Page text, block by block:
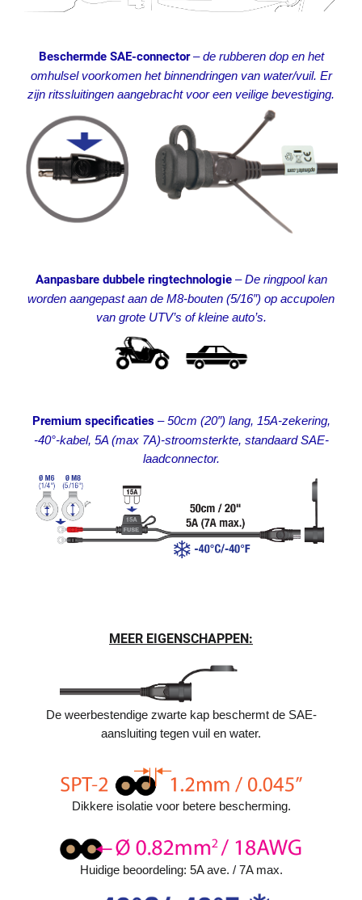
Beschermde SAE-connector–de rubberen dop en het
omhulsel voorkomen het binnendringen van water/vuil. Er
zijn ritssluitingen aangebracht voor een veilige bevestiging.
Aanpasbare dubbele ringtechnologie –De ringpool kan
worden aangepast aan de M8-bouten (5/16″) op accupolen
van grote UTV’s of kleine auto’s.
Premium specificaties –50cm (20″) lang, 15A-zekering,
-40°-kabel, 5A (max 7A)-stroomsterkte, standaard SAE-
laadconnector.
MEER EIGENSCHAPPEN:
De weerbestendige zwarte kap beschermt de SAE-
aansluiting tegen vuil en water.
Dikkere isolatie voor betere bescherming.
Huidige beoordeling: 5A ave. / 7A max.